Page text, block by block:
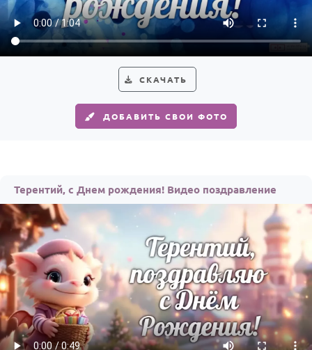
Годовщина свадьбы
Календарь праздников
Женщине
Мужчине
Детям
Все родственники
ПЕРСОНАЛЬНЫЕ
Пожелания
По именам
По годам
СКАЧАТЬ
ДОБАВИТЬ СВОИ ФОТО
Терентий, с Днем рождения! Видео поздравление